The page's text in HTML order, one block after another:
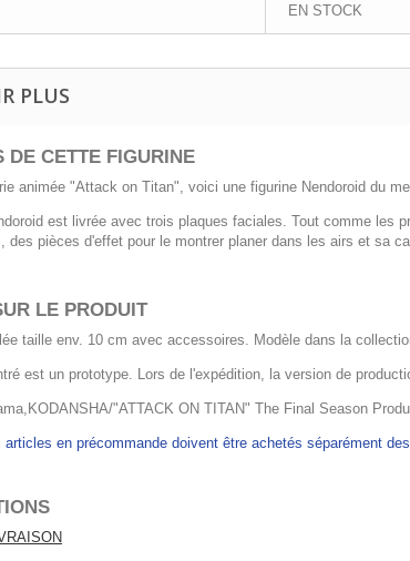
EN STOCK
PLUS
DE CETTE FIGURINE
animée "Attack on Titan", voici une figurine Nendoroid du
est livrée avec trois plaques faciales. Tout comme
des pièces d'effet pour le montrer planer dans les airs et sa
LE PRODUIT
taille env. 10 cm avec accessoires. Modèle dans la
est un prototype. Lors de l'expédition, la version de
"ATTACK ON TITAN" The Final Season
articles en précommande doivent être achetés séparément